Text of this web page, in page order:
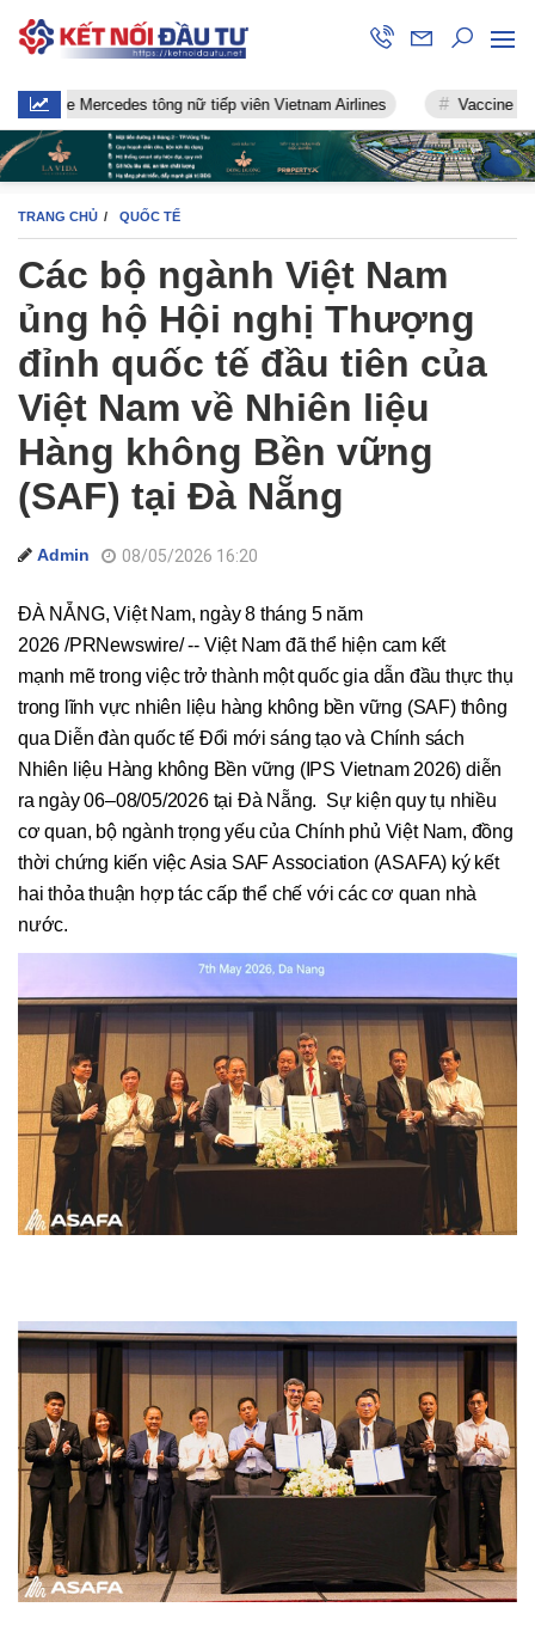
Mercedes tông nữ tiếp viên Vietnam Airlines Vaccine chống
TRANG CHỦ QUỐC TẾ
Các bộ ngành Việt Nam
ủng hộ Hội nghị Thượng
đỉnh quốc tế đầu tiên của
Việt Nam về Nhiên liệu
Hàng không Bền vững
(SAF) tại Đà Nẵng
Admin 08/05/2026 16:20
ĐÀ NẴNG, Việt Nam, ngày 8 tháng 5 năm
2026 /PRNewswire/ -- Việt Nam đã thể hiện cam kết
mạnh mẽ trong việc trở thành một quốc gia dẫn đầu thực thụ
trong lĩnh vực nhiên liệu hàng không bền vững (SAF) thông
qua Diễn đàn quốc tế Đổi mới sáng tạo và Chính sách
Nhiên liệu Hàng không Bền vững (IPS Vietnam 2026) diễn
ra ngày 06–08/05/2026 tại Đà Nẵng. Sự kiện quy tụ nhiều
cơ quan, bộ ngành trọng yếu của Chính phủ Việt Nam, đồng
thời chứng kiến việc Asia SAF Association (ASAFA) ký kết
hai thỏa thuận hợp tác cấp thể chế với các cơ quan nhà
nước.